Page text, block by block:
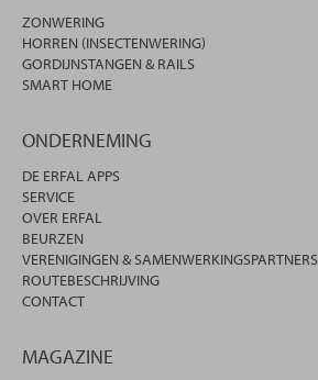
ZONWERING
HORREN (INSECTENWERING)
GORDIJNSTANGEN & RAILS
SMART HOME
ONDERNEMING
DE ERFAL APPS
SERVICE
OVER ERFAL
BEURZEN
VERENIGINGEN & SAMENWERKINGSPARTNERS
ROUTEBESCHRIJVING
CONTACT
MAGAZINE